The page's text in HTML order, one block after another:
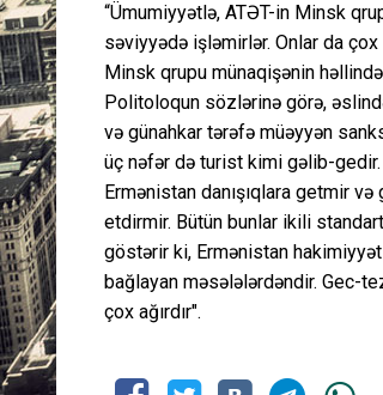
“Ümumiyyətlə, ATƏT-in Minsk
səviyyədə işləmirlər. Onlar da
Minsk qrupu münaqişənin
Politoloqun sözlərinə görə,
və günahkar tərəfə müəyyən
üç nəfər də turist kimi gəlib-
Ermənistan danışıqlara getmir
etdirmir. Bütün bunlar ikili
göstərir ki, Ermənistan
bağlayan məsələlərdəndir. Gec-
çox ağırdır".